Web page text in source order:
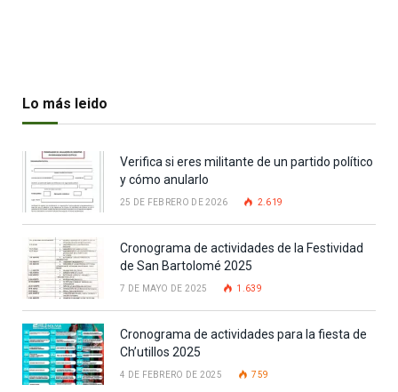
Lo más leido
Verifica si eres militante de un partido político
y cómo anularlo
25 DE FEBRERO DE 2026 2.619
Cronograma de actividades de la Festividad
de San Bartolomé 2025
7 DE MAYO DE 2025 1.639
Cronograma de actividades para la fiesta de
Ch’utillos 2025
4 DE FEBRERO DE 2025 759